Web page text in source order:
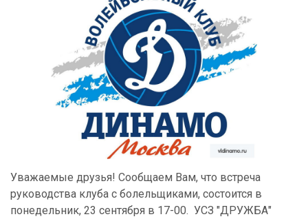
Уважаемые друзья! Сообщаем Вам, что встреча
руководства клуба с болельщиками, состоится в
понедельник, 23 сентября в 17-00. УСЗ "ДРУЖБА"